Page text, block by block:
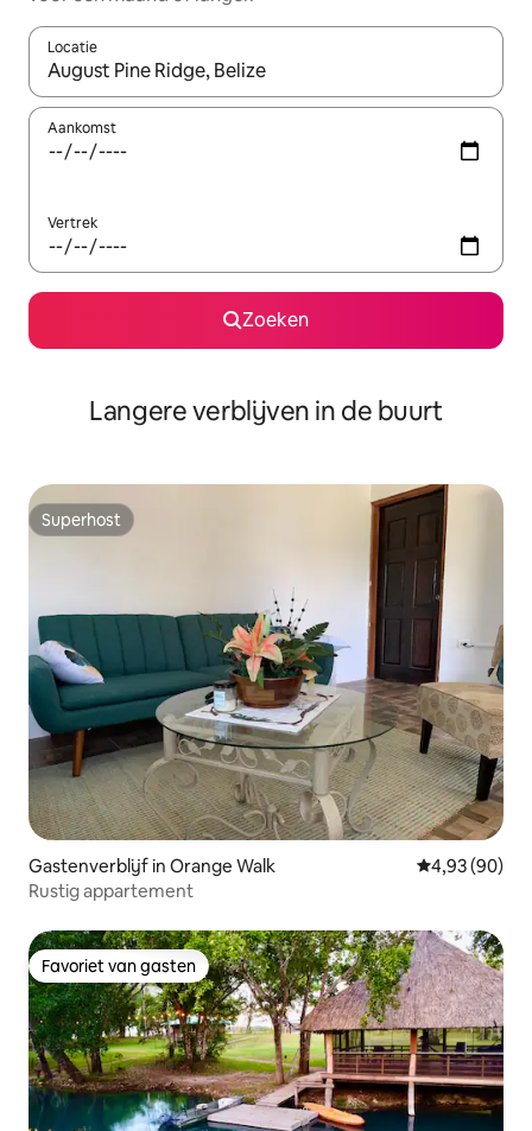
Locatie
Wanneer er resultaten beschikbaar zijn, maak je een keuze
Aankomst
Vertrek
Zoeken
Langere verblijven in de buurt
Superhost
Superhost
Gastenverblijf in Orange Walk Gemiddelde
4,93 (90)
Rustig appartement
Favoriet van gasten
Favoriet van gasten